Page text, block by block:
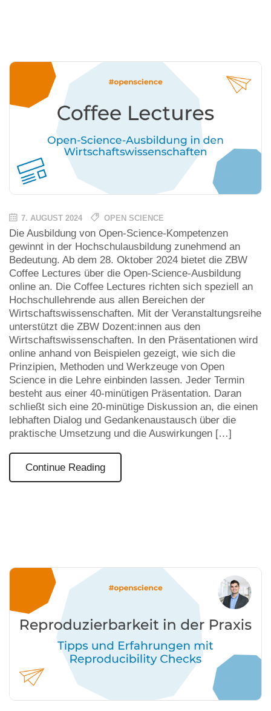
7. AUGUST 2024 OPEN SCIENCE
Die Ausbildung von Open-Science-Kompetenzen
gewinnt in der Hochschulausbildung zunehmend an
Bedeutung. Ab dem 28. Oktober 2024 bietet die ZBW
Coffee Lectures über die Open-Science-Ausbildung
online an. Die Coffee Lectures richten sich speziell an
Hochschullehrende aus allen Bereichen der
Wirtschaftswissenschaften. Mit der Veranstaltungsreihe
unterstützt die ZBW Dozent:innen aus den
Wirtschaftswissenschaften. In den Präsentationen wird
online anhand von Beispielen gezeigt, wie sich die
Prinzipien, Methoden und Werkzeuge von Open
Science in die Lehre einbinden lassen. Jeder Termin
besteht aus einer 40-minütigen Präsentation. Daran
schließt sich eine 20-minütige Diskussion an, die einen
lebhaften Dialog und Gedankenaustausch über die
praktische Umsetzung und die Auswirkungen […]
Continue Reading